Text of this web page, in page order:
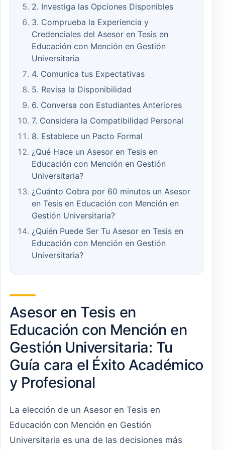
2. Investiga las Opciones Disponibles
3. Comprueba la Experiencia y
Credenciales del Asesor en Tesis en
Educación con Mención en Gestión
Universitaria
4. Comunica tus Expectativas
5. Revisa la Disponibilidad
6. Conversa con Estudiantes Anteriores
7. Considera la Compatibilidad Personal
8. Establece un Pacto Formal
¿Qué Hace un Asesor en Tesis en
Educación con Mención en Gestión
Universitaria?
¿Cuánto Cobra por 60 minutos un Asesor
en Tesis en Educación con Mención en
Gestión Universitaria?
¿Quién Puede Ser Tu Asesor en Tesis en
Educación con Mención en Gestión
Universitaria?
Asesor en Tesis en
Educación con Mención en
Gestión Universitaria: Tu
Guía cara el Éxito Académico
y Profesional
La elección de un Asesor en Tesis en
Educación con Mención en Gestión
Universitaria es una de las decisiones más